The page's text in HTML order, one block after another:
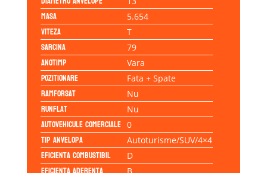
Masa 5.654
Viteza T
Sarcina 79
Anotimp Vara
Pozitionare Fata + Spate
Ramforsat Nu
Runflat Nu
Autovehicule comerciale 0
Tip anvelopa Autoturisme/SUV/4×4
Eficienta Combustibil D
B